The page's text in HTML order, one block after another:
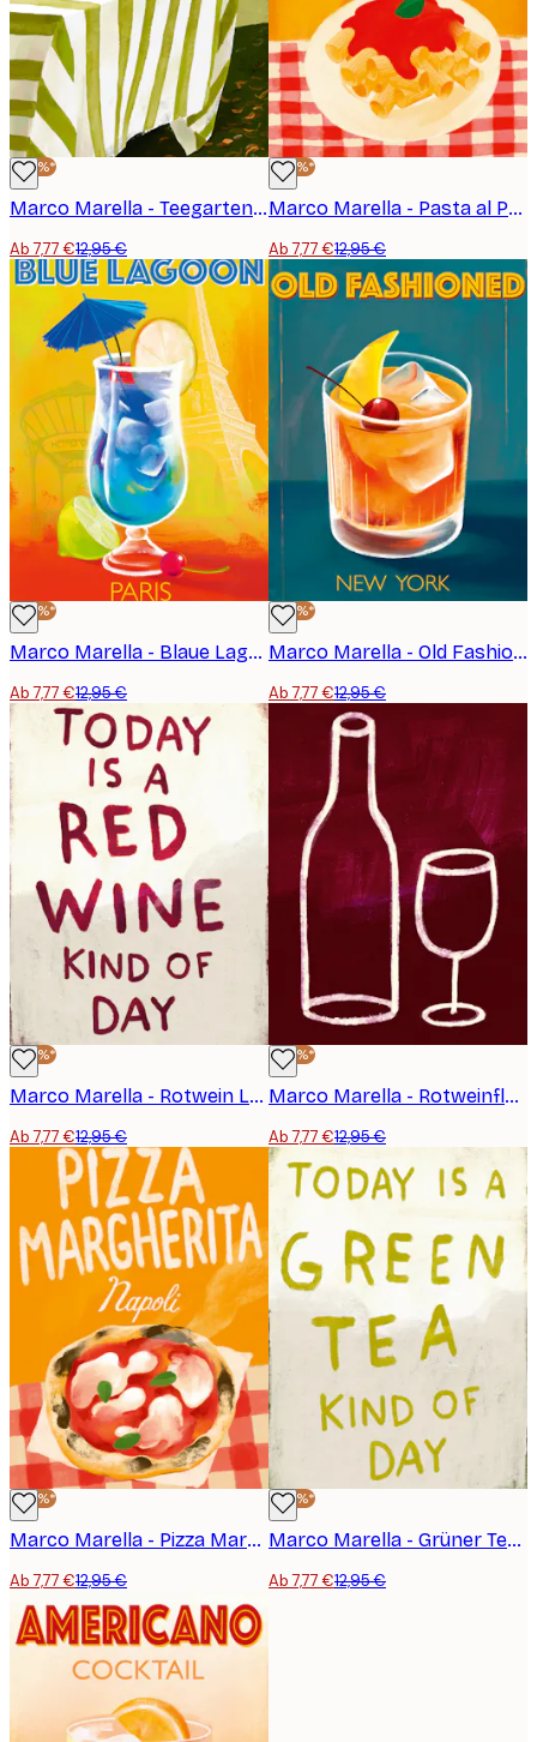
-40%*
Marco Marella - Teegarten Kyoto Poster
Ab 7,77 €12,95 €
-40%*
Marco Marella - Pasta al Pomodoro Poster
Ab 7,77 €12,95 €
-40%*
Marco Marella - Blaue Lagune Poster
Ab 7,77 €12,95 €
-40%*
Marco Marella - Old Fashioned Poster
Ab 7,77 €12,95 €
-40%*
Marco Marella - Rotwein Lettering Poster
Ab 7,77 €12,95 €
-40%*
Marco Marella - Rotweinflasche Poster
Ab 7,77 €12,95 €
-40%*
Marco Marella - Pizza Margherita Poster
Ab 7,77 €12,95 €
-40%*
Marco Marella - Grüner Tee Schriftzug Poster
Ab 7,77 €12,95 €